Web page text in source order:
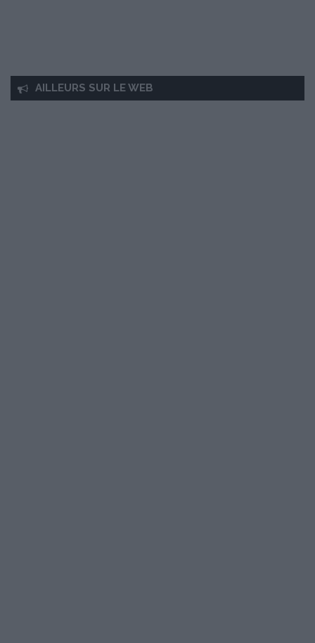
AILLEURS SUR LE WEB